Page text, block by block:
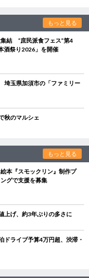
もっと見る
結 “庶民派食フェス”第4
酒祭り2026」を開催
埼玉県加須市の「ファミリー
秋のマルシェ
もっと見る
本『スモックリン』制作プ
グで支援を募集
上げ、約3年ぶりの多さに
ライブ予算4万円超、渋滞・